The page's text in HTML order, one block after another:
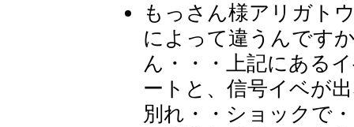
もっさん様アリガト
によって違うんです
ん・・・上記にある
ートと、信号イベが
別れ・・ショックで